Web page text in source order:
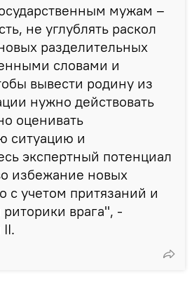
мужам –
не углублять раскол
разделительных
словами и
вывести родину из
нужно действовать
оценивать
ситуацию и
экспертный потенциал
избежание новых
с учетом притязаний и
врага", -
II.